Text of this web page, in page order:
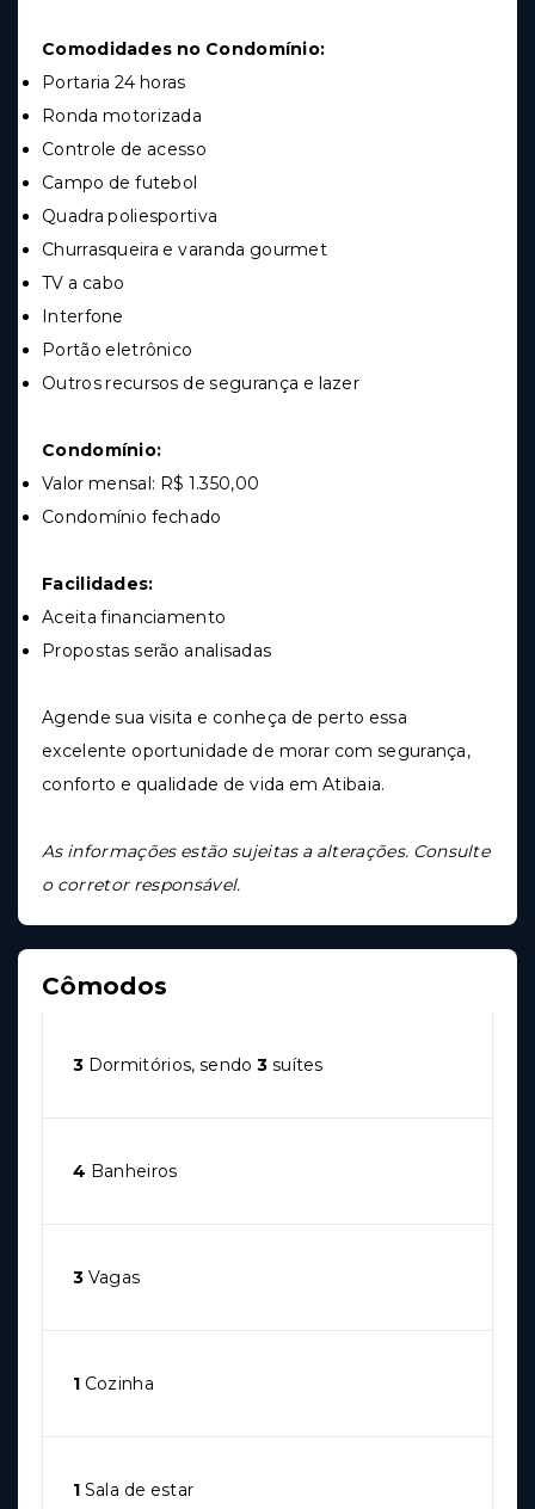
Comodidades no Condomínio:
Portaria 24 horas
Ronda motorizada
Controle de acesso
Campo de futebol
Quadra poliesportiva
Churrasqueira e varanda gourmet
TV a cabo
Interfone
Portão eletrônico
Outros recursos de segurança e lazer
Condomínio:
Valor mensal: R$ 1.350,00
Condomínio fechado
Facilidades:
Aceita financiamento
Propostas serão analisadas
Agende sua visita e conheça de perto essa
excelente oportunidade de morar com segurança,
conforto e qualidade de vida em Atibaia.
As informações estão sujeitas a alterações. Consulte
o corretor responsável.
Cômodos
3 Dormitórios, sendo3 suítes
4 Banheiros
3 Vagas
1 Cozinha
1 Sala de estar